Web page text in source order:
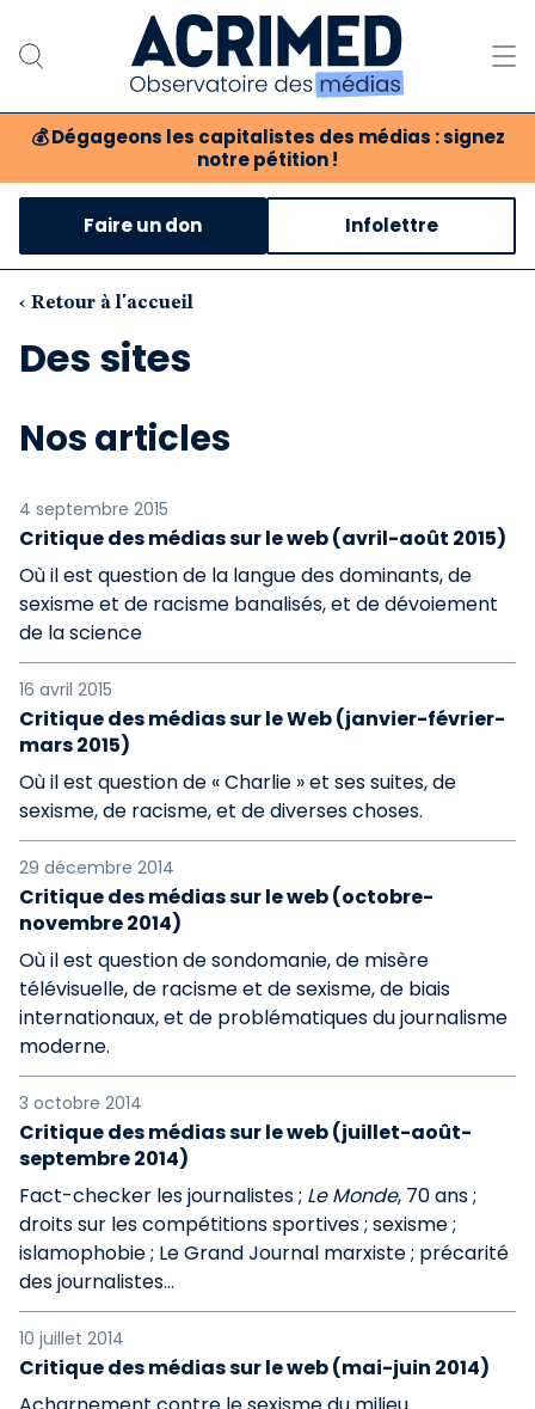
💰 Dégageons les capitalistes des médias : signez
notre pétition !
Notre association
Notre critique des médias
Nos propositions
Boutique
Faire un don Infolettre
‹ Retour à l'accueil
Des sites
Nos articles
4 septembre 2015
Critique des médias sur le web (avril-août 2015)
Où il est question de la langue des dominants, de
sexisme et de racisme banalisés, et de dévoiement
de la science
16 avril 2015
Critique des médias sur le Web (janvier-février-
mars 2015)
Où il est question de « Charlie » et ses suites, de
sexisme, de racisme, et de diverses choses.
29 décembre 2014
Critique des médias sur le web (octobre-
novembre 2014)
Où il est question de sondomanie, de misère
télévisuelle, de racisme et de sexisme, de biais
internationaux, et de problématiques du journalisme
moderne.
3 octobre 2014
Critique des médias sur le web (juillet-août-
septembre 2014)
Fact-checker les journalistes ; Le Monde, 70 ans ;
droits sur les compétitions sportives ; sexisme ;
islamophobie ; Le Grand Journal marxiste ; précarité
des journalistes...
10 juillet 2014
Critique des médias sur le web (mai-juin 2014)